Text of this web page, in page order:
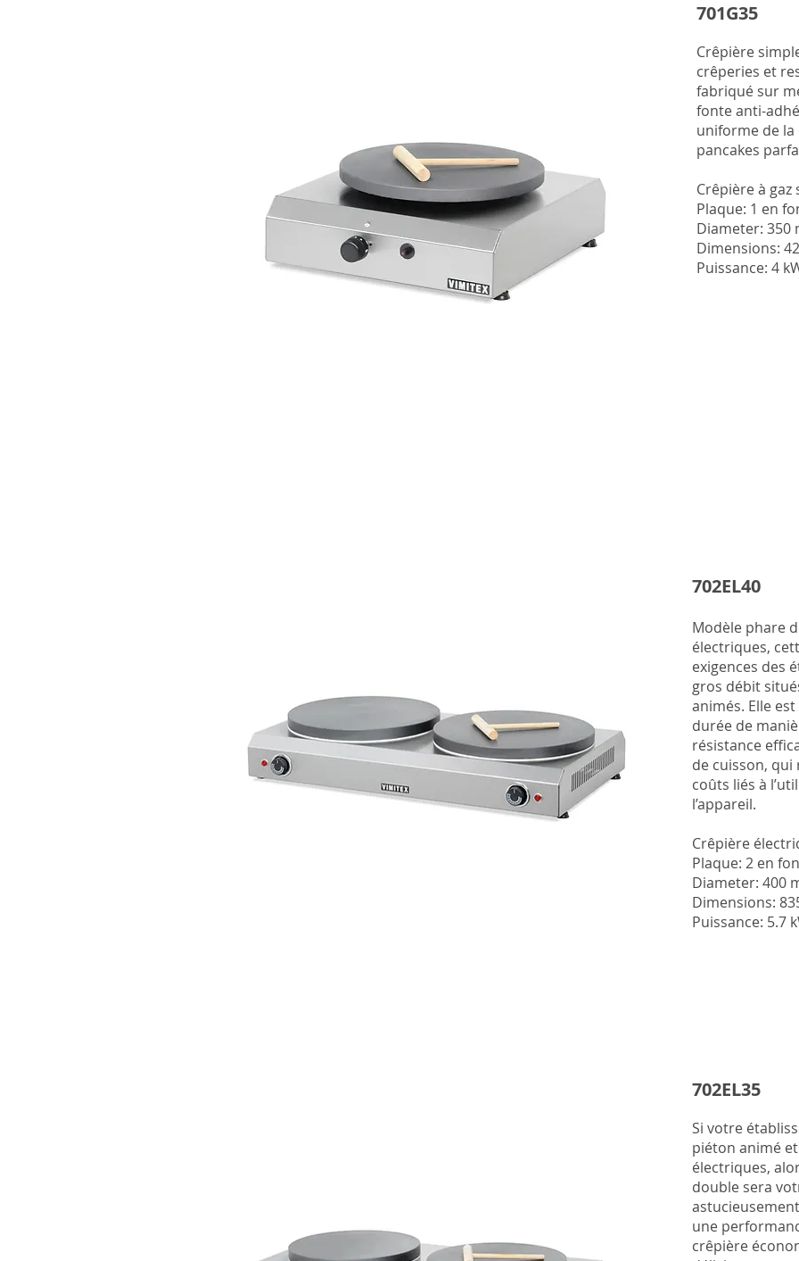
701G40
This heavy
spacious
pancakes. Ideal
ensures unique
cooking surface,
long-term use.
Single Plate Gas
701G35
Crêpière
crêperies et
fabriqué sur
fonte anti-
uniforme de
pancakes
Crêpière à gaz
Plaque: 1 en
Diameter: 350
Dimensions:
Puissance: 4
702EL40
Modèle phare
électriques,
exigences des
gros débit
animés. Elle
durée de
résistance
de cuisson,
coûts liés à
l’appareil.
Crêpière
Plaque: 2 en
Diameter: 400
Dimensions:
Puissance: 5.7
702EL35
Si votre
piéton animé
électriques,
double sera
une
crêpière